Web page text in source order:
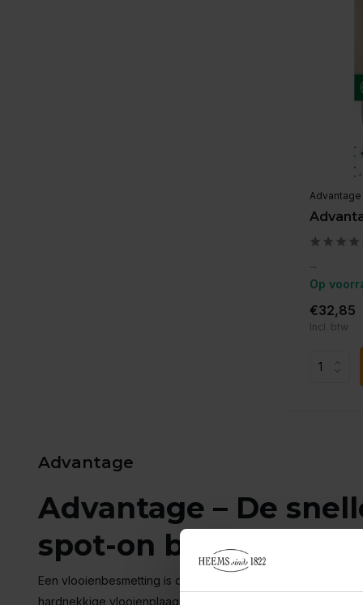
Advantage
...
Op
€32,85
Incl. btw
Advantage
Advantage – De
spot-on behandeling
Een vlooienbesmetting is de schrik van elk huishouden. De
hardnekkige vlooienplaag in je tapijt of bank zorgen voor